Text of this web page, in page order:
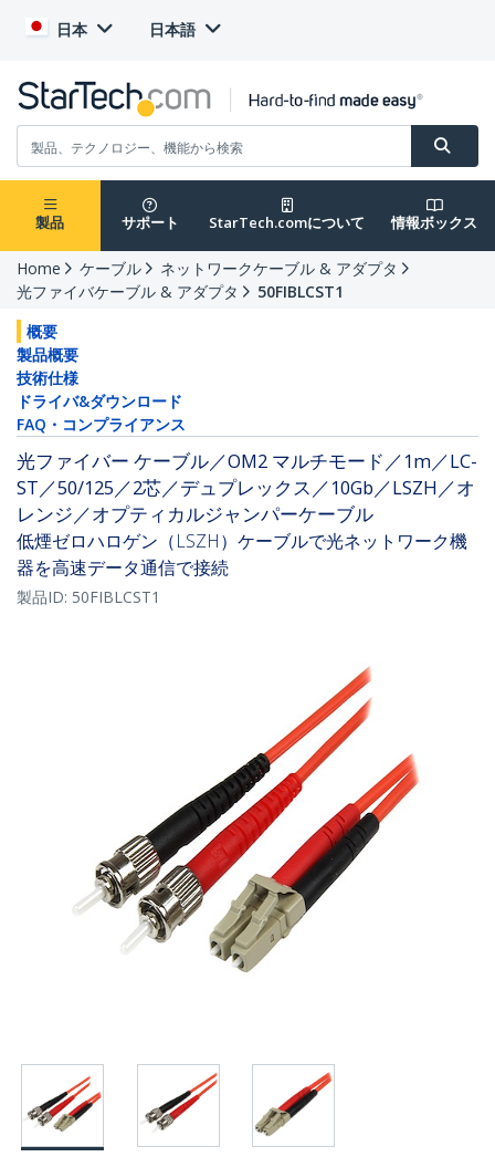
日本 日本語
製品 サポート StarTech.comについて 情報ボックス
Home ケーブル
ネットワークケーブル & アダプタ
光ファイバケーブル & アダプタ
50FIBLCST1
概要
製品概要
技術仕様
ドライバ&ダウンロード
FAQ・コンプライアンス
光ファイバー ケーブル／OM2 マルチモード／1m／LC-
ST／50/125／2芯／デュプレックス／10Gb／LSZH／オ
レンジ／オプティカルジャンパーケーブル
低煙ゼロハロゲン（LSZH）ケーブルで光ネットワーク機
器を高速データ通信で接続
製品ID: 50FIBLCST1